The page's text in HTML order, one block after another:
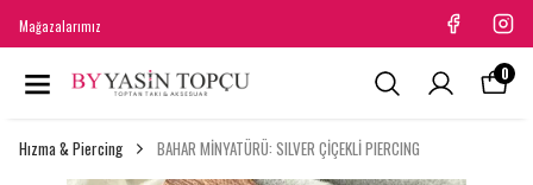
Mağazalarımız
0
Hızma & Piercing BAHAR MİNYATÜRÜ: SILVER ÇİÇEKLİ PIERCING